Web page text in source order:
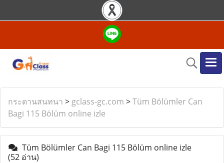
กระดานสนทนา > gclass-gc.com >Tüm Bölümler Can
Bagi 115 Bölüm online izle
Tüm Bölümler Can Bagi 115 Bölüm online izle
(52 อ่าน)